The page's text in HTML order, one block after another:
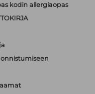
kodin allergiaopas